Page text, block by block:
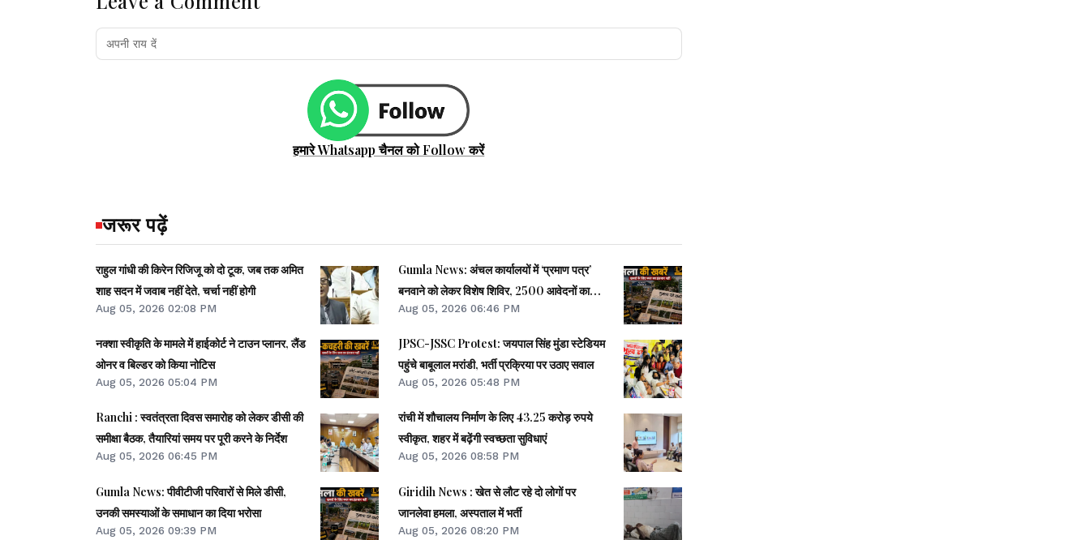
हमारे Whatsapp चैनल को Follow करें
जरूर पढ़ें
राहुल गांधी की किरेन रिजिजू को दो टूक, जब तक अमित
शाह सदन में जवाब नहीं देते, चर्चा नहीं होगी
Aug 05, 2026 02:08 PM
नक्शा स्वीकृति के मामले में हाईकोर्ट ने टाउन प्लानर, लैंड
ओनर व बिल्डर को किया नोटिस
Aug 05, 2026 05:04 PM
Ranchi : स्वतंत्रता दिवस समारोह को लेकर डीसी की
समीक्षा बैठक, तैयारियां समय पर पूरी करने के निर्देश
Aug 05, 2026 06:45 PM
Gumla News: पीवीटीजी परिवारों से मिले डीसी,
उनकी समस्याओं के समाधान का दिया भरोसा
Aug 05, 2026 09:39 PM
Gumla News: अंचल कार्यालयों में ‘प्रमाण पत्र’
बनवाने को लेकर विशेष शिविर, 2500 आवेदनों का
ऑन-द-स्पॉट निष्पादन
Aug 05, 2026 06:46 PM
JPSC-JSSC Protest: जयपाल सिंह मुंडा स्टेडियम
पहुंचे बाबूलाल मरांडी, भर्ती प्रक्रिया पर उठाए सवाल
Aug 05, 2026 05:48 PM
रांची में शौचालय निर्माण के लिए 43.25 करोड़ रुपये
स्वीकृत, शहर में बढ़ेंगी स्वच्छता सुविधाएं
Aug 05, 2026 08:58 PM
Giridih News : खेत से लौट रहे दो लोगों पर
जानलेवा हमला, अस्पताल में भर्ती
Aug 05, 2026 08:20 PM